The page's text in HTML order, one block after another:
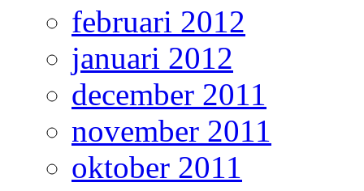
februari 2012
januari 2012
december 2011
november 2011
oktober 2011